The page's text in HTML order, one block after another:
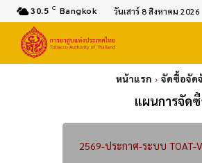
30.5 C Bangkok วันเสาร์ 8 สิงหาคม 2026
หน้าแรก จัดซื้อจัด
แผนการจัด
2569-ประกาศ-ระบบ TOAT-